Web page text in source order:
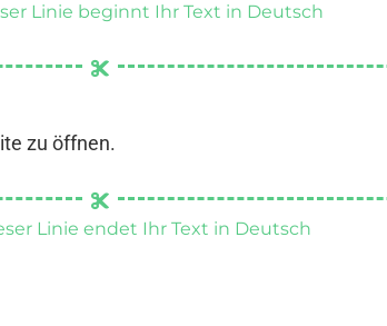
Linie beginnt Ihr Text in Deutsch
zu öffnen.
Linie endet Ihr Text in Deutsch